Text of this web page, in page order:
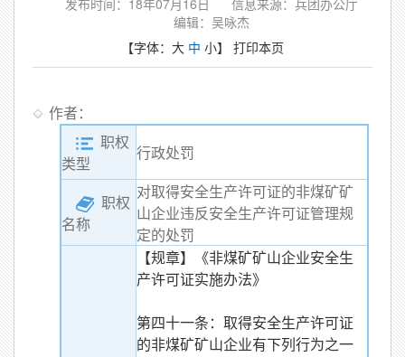
编辑：吴咏杰
【字体： 大 中 小】 打印本页
作者：
职权
类型
行政处罚
职权
名称
对取得安全生产许可证的非煤矿矿
山企业违反安全生产许可证管理规
定的处罚
【规章】《非煤矿矿山企业安全生
产许可证实施办法》
第四十一条：取得安全生产许可证
的非煤矿矿山企业有下列行为之一